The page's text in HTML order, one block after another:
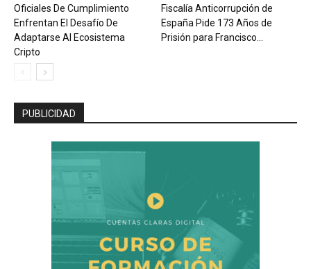
Oficiales De Cumplimiento
Enfrentan El Desafío De
Adaptarse Al Ecosistema
Cripto
Fiscalía Anticorrupción de
España Pide 173 Años de
Prisión para Francisco...
PUBLICIDAD